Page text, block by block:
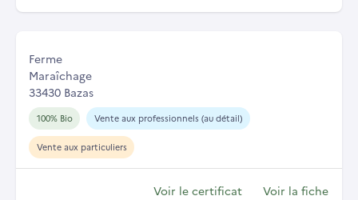
Ferme
Maraîchage
33430 Bazas
100% Bio Vente aux professionnels (au détail)
Vente aux particuliers
Voir le certificat Voir la fiche